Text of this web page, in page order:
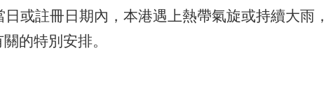
日或註冊日期內，本港遇上熱帶氣旋或持續大雨
的特別 安排。